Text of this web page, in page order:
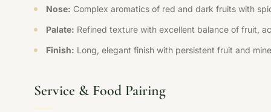
Nose: Complex aromatics of red and dark fruits with
Palate: Refined texture with excellent balance of fruit,
Finish: Long, elegant finish with persistent fruit and
Service & Food Pairing